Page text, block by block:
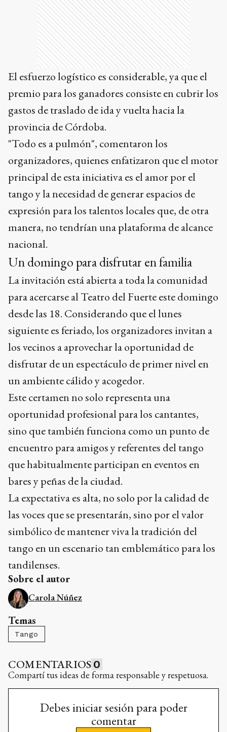
El esfuerzo logístico es considerable, ya que el
premio para los ganadores consiste en cubrir los
gastos de traslado de ida y vuelta hacia la
provincia de Córdoba.
"Todo es a pulmón", comentaron los
organizadores, quienes enfatizaron que el motor
principal de esta iniciativa es el amor por el
tango y la necesidad de generar espacios de
expresión para los talentos locales que, de otra
manera, no tendrían una plataforma de alcance
nacional.
Un domingo para disfrutar en familia
La invitación está abierta a toda la comunidad
para acercarse al Teatro del Fuerte este domingo
desde las 18. Considerando que el lunes
siguiente es feriado, los organizadores invitan a
los vecinos a aprovechar la oportunidad de
disfrutar de un espectáculo de primer nivel en
un ambiente cálido y acogedor.
Este certamen no solo representa una
oportunidad profesional para los cantantes,
sino que también funciona como un punto de
encuentro para amigos y referentes del tango
que habitualmente participan en eventos en
bares y peñas de la ciudad.
La expectativa es alta, no solo por la calidad de
las voces que se presentarán, sino por el valor
simbólico de mantener viva la tradición del
tango en un escenario tan emblemático para los
tandilenses.
Sobre el autor
Carola Núñez
Temas
Tango
COMENTARIOS 0
Compartí tus ideas de forma responsable y respetuosa.
Debes iniciar sesión para poder
comentar